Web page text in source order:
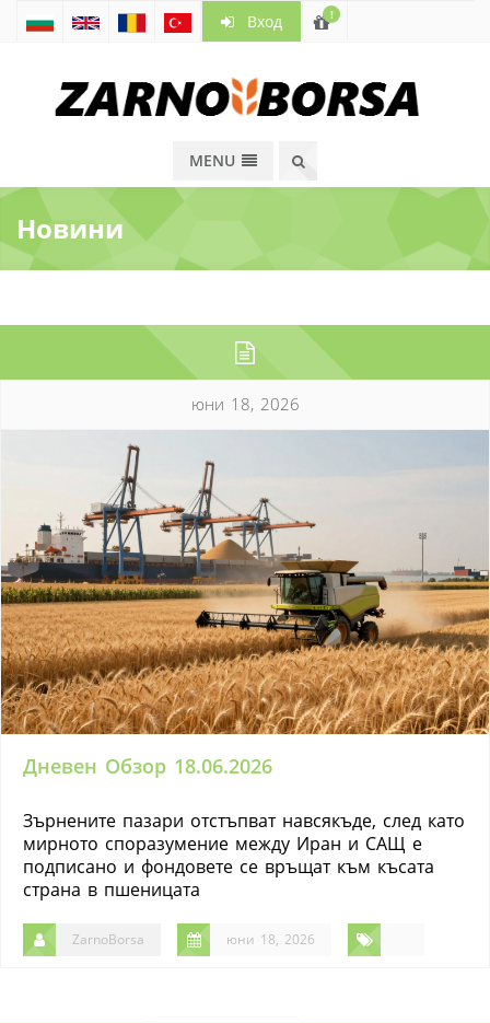
Вход !
MENU
Новини
юни 18, 2026
Дневен Обзор 18.06.2026
Зърнените пазари отстъпват навсякъде, след като
мирното споразумение между Иран и САЩ е
подписано и фондовете се връщат към късата
страна в пшеницата
ZarnoBorsa юни 18, 2026